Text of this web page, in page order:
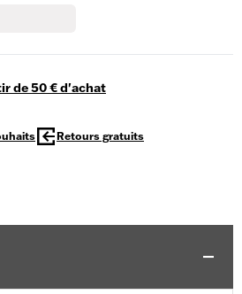
de 50 € d'achat
Retours gratuits